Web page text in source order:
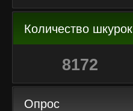
Количество шкурок
8172
Опрос